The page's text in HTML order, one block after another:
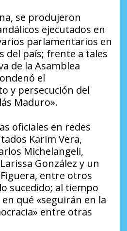
se produjeron
ejecutados en
parlamentarios en
del país; frente a tales
de la Asamblea
el
y persecución del
Maduro».
oficiales en redes
Karim Vera,
Michelangeli,
González y un
Figuera, entre otros
sucedido; al tiempo
qué «seguirán en la
entre otras